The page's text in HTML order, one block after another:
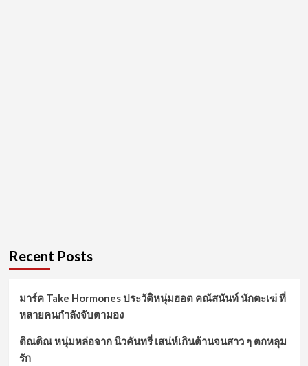
Recent Posts
มาร์ค Take Hormones ประวัติหนุ่มฮอต คณัสนันท์ นักตะเฆ่ ที่
หลายคนกำลังจับตามอง
ติณติณ หนุ่มหล่อจาก นิวคันทรี่ เสน่ห์เกินต้านจนสาว ๆ ตกหลุม
รัก